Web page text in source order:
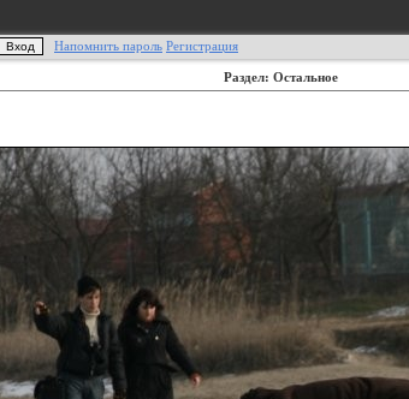
Напомнить пароль Регистрация
Раздел: Остальное